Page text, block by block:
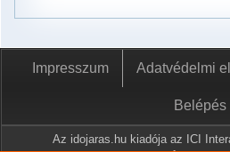
Impresszum Adatvédelmi
Belépés
Az idojaras.hu kiadója az ICI